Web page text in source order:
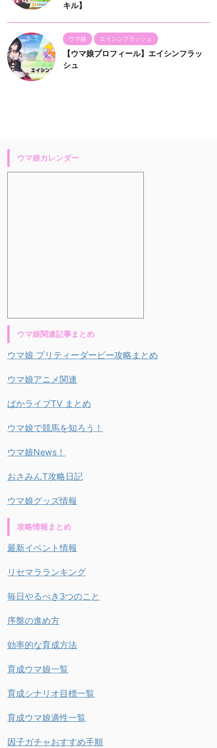
キル】
ウマ娘 エイシンフラッシュ
【ウマ娘プロフィール】エイシンフラッ
シュ
ウマ娘カレンダー
ウマ娘関連記事まとめ
ウマ娘 プリティーダービー攻略まとめ
ウマ娘アニメ関連
ぱかライブTV まとめ
ウマ娘で競馬を知ろう！
ウマ娘News！
おさみんT攻略日記
ウマ娘グッズ情報
攻略情報まとめ
最新イベント情報
リセマラランキング
毎日やるべき3つのこと
序盤の進め方
効率的な育成方法
育成ウマ娘一覧
育成シナリオ目標一覧
育成ウマ娘適性一覧
因子ガチャおすすめ手順